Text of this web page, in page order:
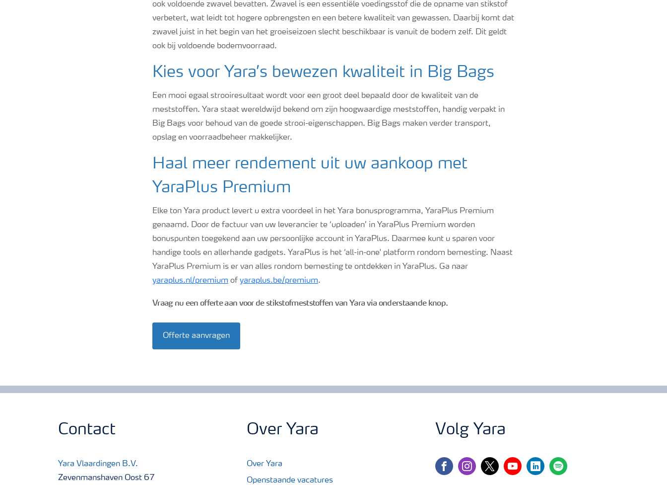
ook voldoende zwavel bevatten. Zwavel is een essentiële voedingsstof die de opname van stikstof
verbetert, wat leidt tot hogere opbrengsten en een betere kwaliteit van gewassen. Daarbij komt dat
zwavel juist in het begin van het groeiseizoen slecht beschikbaar is vanuit de bodem zelf. Dit geldt
ook bij voldoende bodemvoorraad.
Kies voor Yara’s bewezen kwaliteit in Big Bags
Een mooi egaal strooiresultaat wordt voor een groot deel bepaald door de kwaliteit van de
meststoffen. Yara staat wereldwijd bekend om zijn hoogwaardige meststoffen, handig verpakt in
Big Bags voor behoud van de goede strooi-eigenschappen. Big Bags maken verder transport,
opslag en voorraadbeheer makkelijker.
Haal meer rendement uit uw aankoop met
YaraPlus Premium
Elke ton Yara product levert u extra voordeel in het Yara bonusprogramma, YaraPlus Premium
genaamd. Door de factuur van uw leverancier te ‘uploaden’ in YaraPlus Premium worden
bonuspunten toegekend aan uw persoonlijke account in YaraPlus. Daarmee kunt u sparen voor
handige tools en allerhande gadgets. YaraPlus is het ‘all-in-one' platform rondom bemesting. Naast
YaraPlus Premium is er van alles rondom bemesting te ontdekken in YaraPlus. Ga naar
yaraplus.nl/premium of yaraplus.be/premium.
Vraag nu een offerte aan voor de stikstofmeststoffen van Yara via onderstaande knop.
Offerte aanvragen
Contact
Yara Vlaardingen B.V.
Zevenmanshaven Oost 67
Over Yara
Over Yara
Openstaande vacatures
Volg Yara
facebookinstagram
twitteryoutubelinkedinspotify